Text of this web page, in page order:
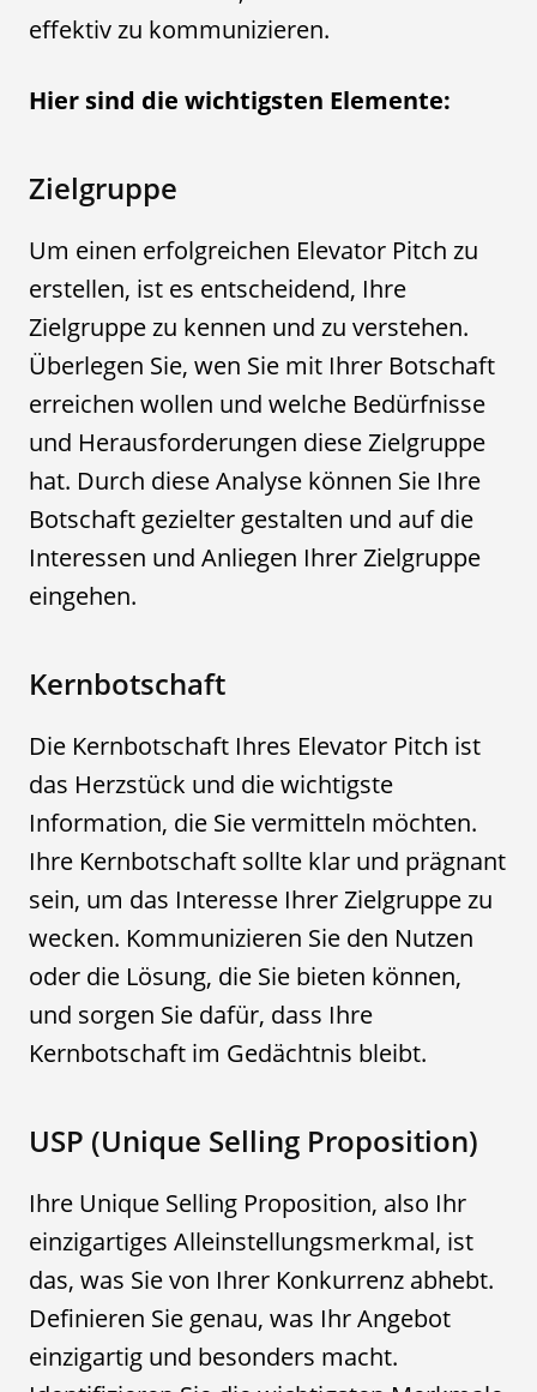
effektiv zu kommunizieren.
Hier sind die wichtigsten Elemente:
Zielgruppe
Um einen erfolgreichen Elevator Pitch zu
erstellen, ist es entscheidend, Ihre
Zielgruppe zu kennen und zu verstehen.
Überlegen Sie, wen Sie mit Ihrer Botschaft
erreichen wollen und welche Bedürfnisse
und Herausforderungen diese Zielgruppe
hat. Durch diese Analyse können Sie Ihre
Botschaft gezielter gestalten und auf die
Interessen und Anliegen Ihrer Zielgruppe
eingehen.
Kernbotschaft
Die Kernbotschaft Ihres Elevator Pitch ist
das Herzstück und die wichtigste
Information, die Sie vermitteln möchten.
Ihre Kernbotschaft sollte klar und prägnant
sein, um das Interesse Ihrer Zielgruppe zu
wecken. Kommunizieren Sie den Nutzen
oder die Lösung, die Sie bieten können,
und sorgen Sie dafür, dass Ihre
Kernbotschaft im Gedächtnis bleibt.
USP (Unique Selling Proposition)
Ihre Unique Selling Proposition, also Ihr
einzigartiges Alleinstellungsmerkmal, ist
das, was Sie von Ihrer Konkurrenz abhebt.
Definieren Sie genau, was Ihr Angebot
einzigartig und besonders macht.